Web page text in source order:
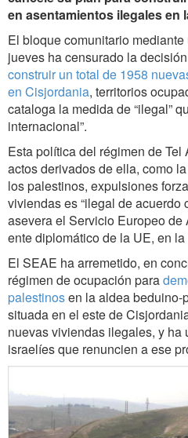
en asentamientos ilegales en
El bloque comunitario
jueves ha censurado la
construir un total de 1958
en Cisjordania, territorios
cataloga la medida de “ilegal”
internacional”.
Esta política del régimen de
actos derivados de ella, como
los palestinos, expulsiones
viviendas es “ilegal de acuerdo
asevera el Servicio Europeo de
ente diplomático de la UE, en la
El SEAE ha arremetido, en
régimen de ocupación para
palestinosen la aldea beduino-
situada en el este de
nuevas viviendas ilegales, y ha
israelíes que renuncien a ese